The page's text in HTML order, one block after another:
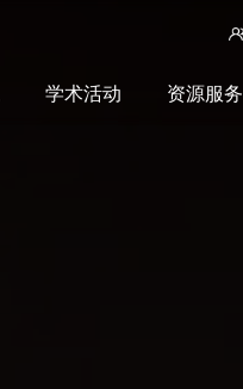
学术活动
资源服务